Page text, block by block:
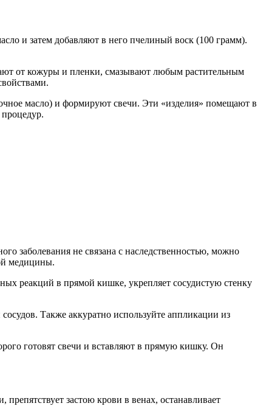
и затем добавляют в него пчелиный воск (100 грамм).
от кожуры и пленки, смазывают любым растительным
масло) и формируют свечи. Эти «изделия» помещают в
заболевания не связана с наследственностью, можно
медицины.
реакций в прямой кишке, укрепляет сосудистую стенку
Также аккуратно используйте аппликации из
готовят свечи и вставляют в прямую кишку. Он
застою крови в венах, останавливает